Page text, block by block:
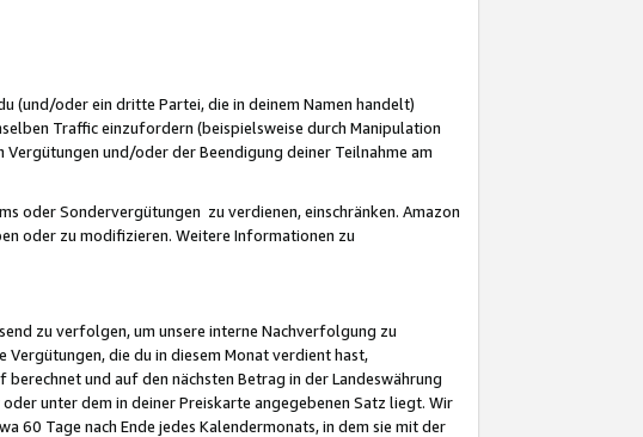
(und/oder ein dritte Partei, die in deinem Namen handelt)
Traffic einzufordern (beispielsweise durch Manipulation
und/oder der Beendigung deiner Teilnahme am
oder Sondervergütungen zu verdienen, einschränken. Amazon
oder zu modifizieren. Weitere Informationen zu
zu verfolgen, um unsere interne Nachverfolgung zu
die du in diesem Monat verdient hast,
und auf den nächsten Betrag in der Landeswährung
unter dem in deiner Preiskarte angegebenen Satz liegt. Wir
60 Tage nach Ende jedes Kalendermonats, in dem sie mit der